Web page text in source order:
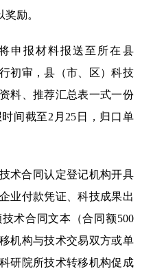
励。
申报材料报送至所在县
初审，县（市、区）科技
料、推荐汇总表一式一份
间截至2月25日，归口单
术合同认定登记机构开具
业付款凭证、科技成果出
术合同文本（合同额500
机构与技术交易双方或单
研院所技术转移机构促成